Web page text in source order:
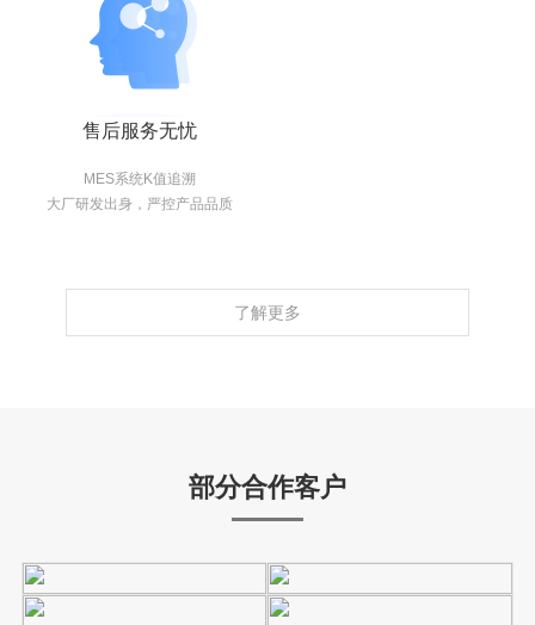
售后服务无忧
MES系统K值追溯
大厂研发出身，严控产品品质
了解更多
部分合作客户